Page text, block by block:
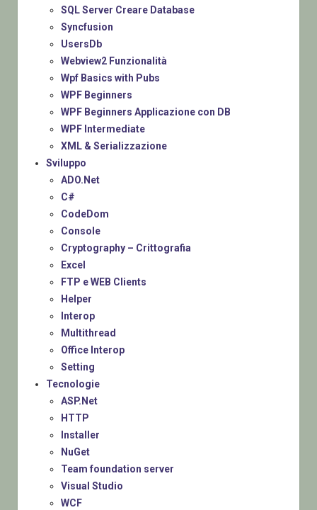
SQL Server Creare Database
Syncfusion
UsersDb
Webview2 Funzionalità
Wpf Basics with Pubs
WPF Beginners
WPF Beginners Applicazione con DB
WPF Intermediate
XML & Serializzazione
Sviluppo
ADO.Net
C#
CodeDom
Console
Cryptography – Crittografia
Excel
FTP e WEB Clients
Helper
Interop
Multithread
Office Interop
Setting
Tecnologie
ASP.Net
HTTP
Installer
NuGet
Team foundation server
Visual Studio
WCF